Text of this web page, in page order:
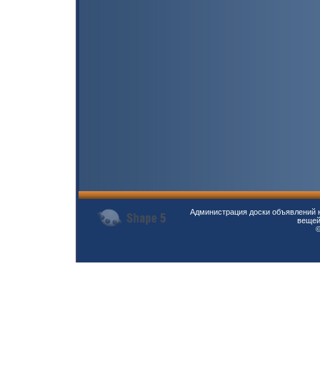
Администрация доски объявлений